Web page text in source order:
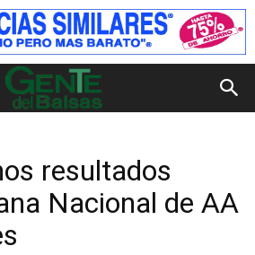
resultados
Nacional de AA